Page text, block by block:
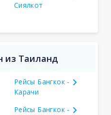
Сиялкот
из Таиланд
Рейсы Бангкок -
Карачи
Рейсы Бангкок -